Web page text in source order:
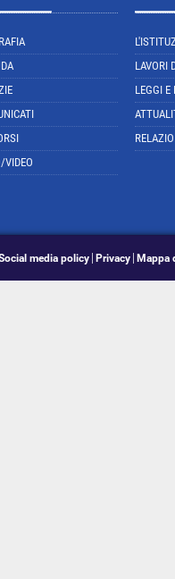
VIDEO
LAVORI
LEGGI E
media policy Privacy Mappa